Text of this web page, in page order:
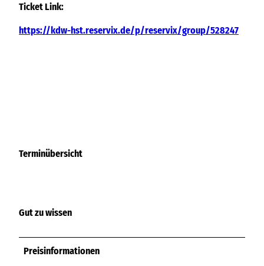
Ticket Link:
https://kdw-hst.reservix.de/p/reservix/group/528247
Terminübersicht
Gut zu wissen
Preisinformationen